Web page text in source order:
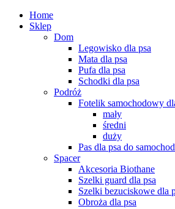
Home
Sklep
Dom
Legowisko dla psa
Mata dla psa
Pufa dla psa
Schodki dla psa
Podróż
Fotelik samochodowy
mały
średni
duży
Pas dla psa do
Spacer
Akcesoria Biothane
Szelki guard dla psa
Szelki bezuciskowe dla
Obroża dla psa